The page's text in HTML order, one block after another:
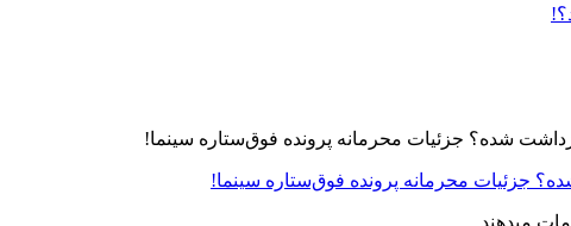
جزئیات محرمانه پرونده فوق‌ستاره سینما!